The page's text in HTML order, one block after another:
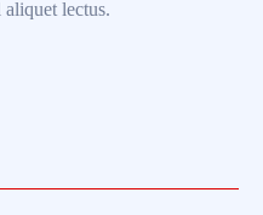
lectus.